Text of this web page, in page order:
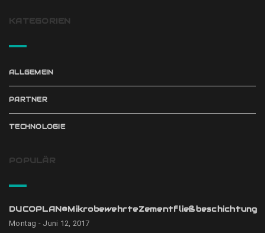
KATEGORIEN
ALLGEMEIN
PARTNER
TECHNOLOGIE
POPULÄR
DUCOPLAN®MikrobewehrteZementfließbeschichtung
Montag - Juni 12, 2017